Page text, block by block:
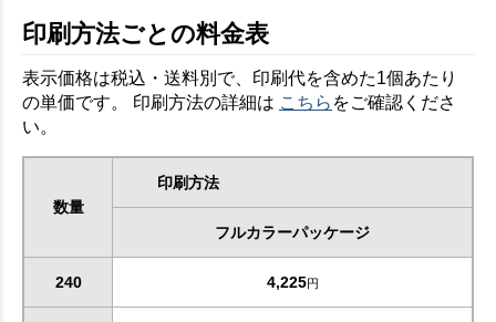
印刷方法ごとの料金表
表示価格は税込・送料別で、印刷代を含めた1個あたり
の単価です。 印刷方法の詳細は こちら をご確認くださ
い。
数量
印刷方法
フルカラーパッケージ
240 4,225円